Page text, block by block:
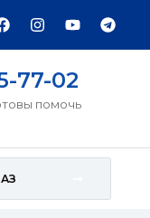
77-02
помочь